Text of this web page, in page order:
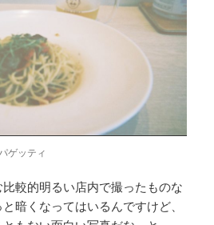
ゲッティ
較的明るい店内で撮ったものな
暗くなってはいるんですけど、